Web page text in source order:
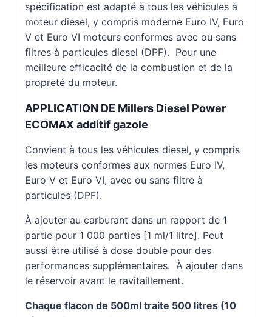
spécification est adapté à tous les véhicules à
moteur diesel, y compris moderne Euro IV, Euro
V et Euro VI moteurs conformes avec ou sans
filtres à particules diesel (DPF). Pour une
meilleure efficacité de la combustion et de la
propreté du moteur.
APPLICATION DE Millers Diesel Power
ECOMAX additif gazole
Convient à tous les véhicules diesel, y compris
les moteurs conformes aux normes Euro IV,
Euro V et Euro VI, avec ou sans filtre à
particules (DPF).
À ajouter au carburant dans un rapport de 1
partie pour 1 000 parties [1 ml/1 litre]. Peut
aussi être utilisé à dose double pour des
performances supplémentaires. À ajouter dans
le réservoir avant le ravitaillement.
Chaque flacon de 500ml traite 500 litres (10